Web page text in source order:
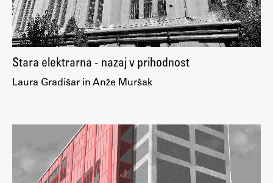
Urniki
Študijski programi
Predmeti
Izbirni moduli EMŠA
Vpis
Študijske prakse
Spletna učilnica
Stara elektrarna - nazaj v prihodnost
Laura Gradišar in Anže Muršak